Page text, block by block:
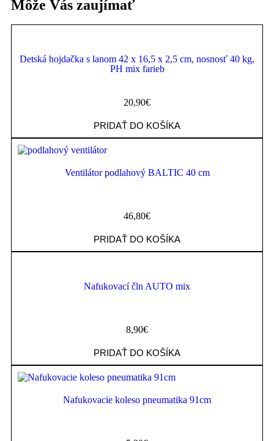
Môže Vás zaujímať
Detská hojdačka s lanom 42 x 16,5 x 2,5 cm, nosnosť 40 kg,
PH mix farieb
20,90€
PRIDAŤ DO KOŠÍKA
Ventilátor podlahový BALTIC 40 cm
46,80€
PRIDAŤ DO KOŠÍKA
Nafukovací čln AUTO mix
8,90€
PRIDAŤ DO KOŠÍKA
Nafukovacie koleso pneumatika 91cm